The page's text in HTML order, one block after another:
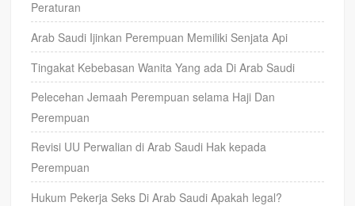
Peraturan
Arab Saudi Ijinkan Perempuan Memiliki Senjata Api
Tingakat Kebebasan Wanita Yang ada Di Arab Saudi
Pelecehan Jemaah Perempuan selama Haji Dan
Perempuan
Revisi UU Perwalian di Arab Saudi Hak kepada
Perempuan
Hukum Pekerja Seks Di Arab Saudi Apakah legal?